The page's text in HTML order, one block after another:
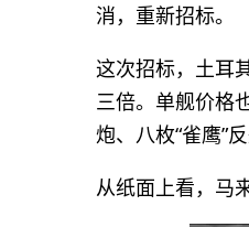
消，重新招标。
这次招标，土耳
三倍。单舰价格
炮、八枚“雀鹰”
从纸面上看，马